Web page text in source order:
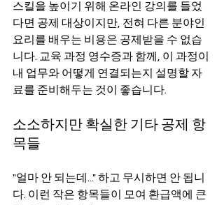
스킬을 높이기 위해 온라인 강의를 들었
다면 공제 대상이지만, 전혀 다른 분야인
요리를 배우는 비용은 공제받을 수 없습
니다. 교육 과정 영수증과 함께, 이 과정이
내 업무와 어떻게 연결되는지 설명할 자
료를 준비해두는 것이 좋습니다.
소소하지만 확실한 기타 공제 항
목들
"얼마 안 되는데..." 하고 무시하면 안 됩니
다. 이런 작은 항목들이 모여 환급액에 큰